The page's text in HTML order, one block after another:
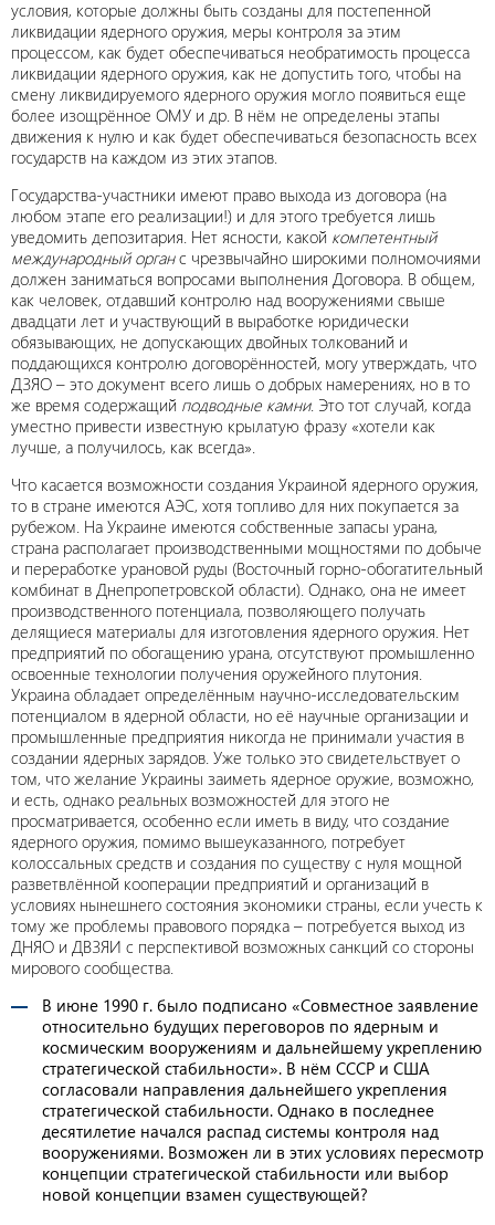
условия, которые должны быть созданы для постепенной
ликвидации ядерного оружия, меры контроля за этим
процессом, как будет обеспечиваться необратимость процесса
ликвидации ядерного оружия, как не допустить того, чтобы на
смену ликвидируемого ядерного оружия могло появиться еще
более изощрённое ОМУ и др. В нём не определены этапы
движения к нулю и как будет обеспечиваться безопасность всех
государств на каждом из этих этапов.
Государства-участники имеют право выхода из договора (на
любом этапе его реализации!) и для этого требуется лишь
уведомить депозитария. Нет ясности, какой компетентный
международный органс чрезвычайно широкими полномочиями
должен заниматься вопросами выполнения Договора. В общем,
как человек, отдавший контролю над вооружениями свыше
двадцати лет и участвующий в выработке юридически
обязывающих, не допускающих двойных толкований и
поддающихся контролю договорённостей, могу утверждать, что
ДЗЯО – это документ всего лишь о добрых намерениях, но в то
же время содержащий подводные камни. Это тот случай, когда
уместно привести известную крылатую фразу «хотели как
лучше, а получилось, как всегда».
Что касается возможности создания Украиной ядерного оружия,
то в стране имеются АЭС, хотя топливо для них покупается за
рубежом. На Украине имеются собственные запасы урана,
страна располагает производственными мощностями по добыче
и переработке урановой руды (Восточный горно-обогатительный
комбинат в Днепропетровской области). Однако, она не имеет
производственного потенциала, позволяющего получать
делящиеся материалы для изготовления ядерного оружия. Нет
предприятий по обогащению урана, отсутствуют промышленно
освоенные технологии получения оружейного плутония.
Украина обладает определённым научно-исследовательским
потенциалом в ядерной области, но её научные организации и
промышленные предприятия никогда не принимали участия в
создании ядерных зарядов. Уже только это свидетельствует о
том, что желание Украины заиметь ядерное оружие, возможно,
и есть, однако реальных возможностей для этого не
просматривается, особенно если иметь в виду, что создание
ядерного оружия, помимо вышеуказанного, потребует
колоссальных средств и создания по существу с нуля мощной
разветвлённой кооперации предприятий и организаций в
условиях нынешнего состояния экономики страны, если учесть к
тому же проблемы правового порядка – потребуется выход из
ДНЯО и ДВЗЯИ с перспективой возможных санкций со стороны
мирового сообщества.
В июне 1990 г. было подписано «Совместное заявление
относительно будущих переговоров по ядерным и
космическим вооружениям и дальнейшему укреплению
стратегической стабильности». В нём СССР и США
согласовали направления дальнейшего укрепления
стратегической стабильности. Однако в последнее
десятилетие начался распад системы контроля над
вооружениями. Возможен ли в этих условиях пересмотр
концепции стратегической стабильности или выбор
новой концепции взамен существующей?